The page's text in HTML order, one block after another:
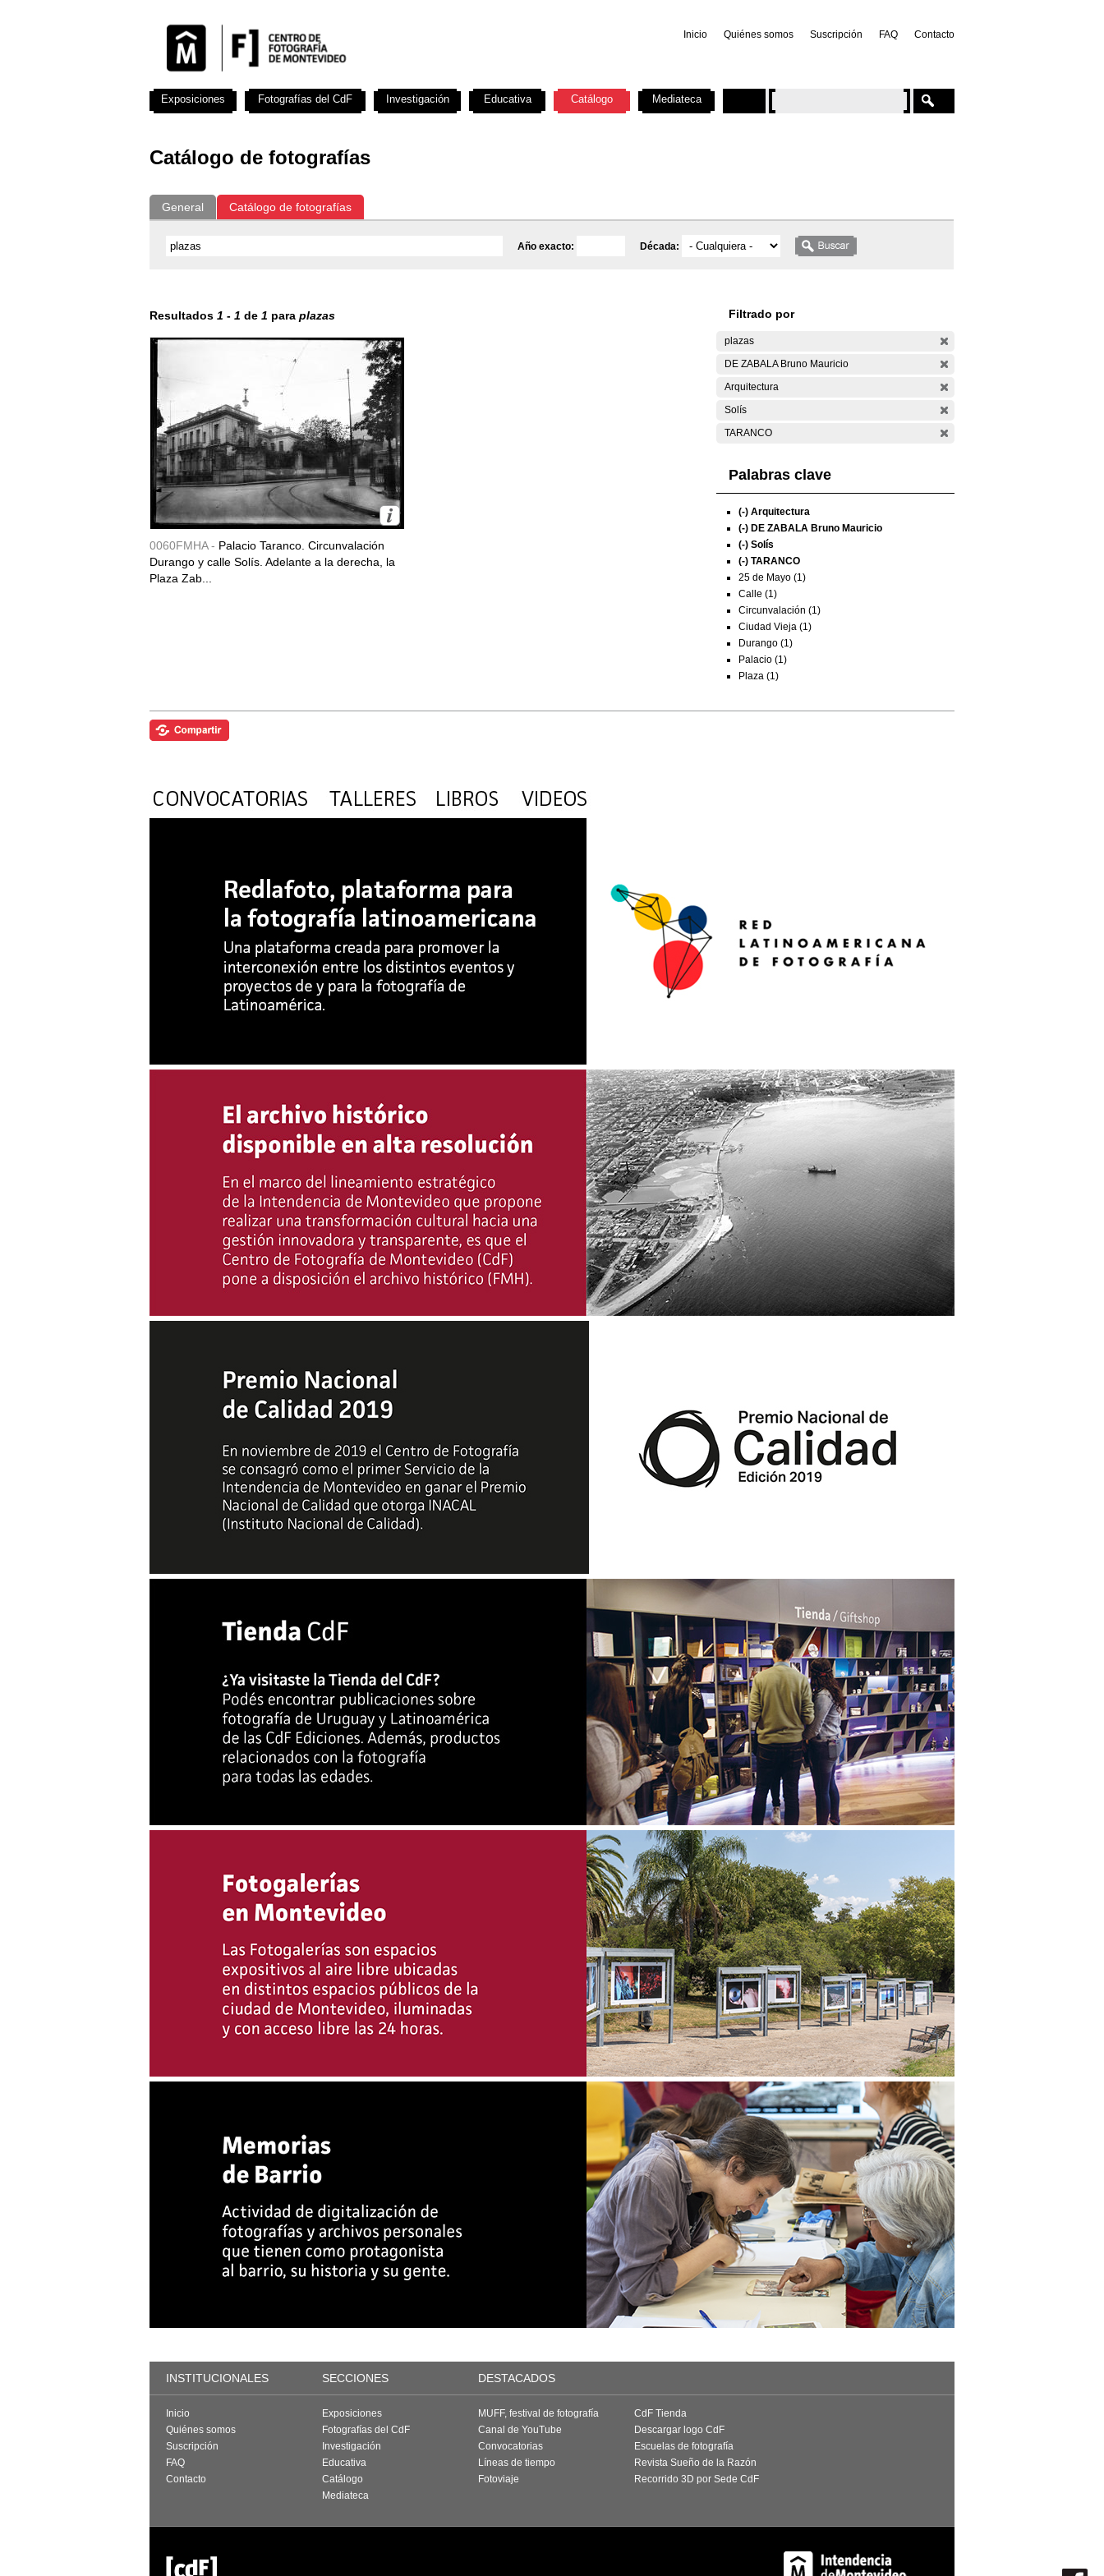
Inicio Quiénes somos Suscripción FAQ Contacto
Catálogo de fotografías
General Catálogo de fotografías
Año exacto: Década:
Resultados 1 - 1 de 1 para plazas
0060FMHA - Palacio Taranco. Circunvalación
Durango y calle Solís. Adelante a la derecha, la
Plaza Zab...
Filtrado por
plazas
DE ZABALA Bruno Mauricio
Arquitectura
Solís
TARANCO
Palabras clave
(-) Arquitectura
(-) DE ZABALA Bruno Mauricio
(-) Solís
(-) TARANCO
25 de Mayo (1)
Calle (1)
Circunvalación (1)
Ciudad Vieja (1)
Durango (1)
Palacio (1)
Plaza (1)
Exposiciones Fotografías del CdF Investigación Educativa Catálogo Mediateca
INSTITUCIONALES SECCIONES DESTACADOS
Inicio
Quiénes somos
Suscripción
FAQ
Contacto
Exposiciones
Fotografías del CdF
Investigación
Educativa
Catálogo
Mediateca
MUFF, festival de fotografía
Canal de YouTube
Convocatorias
Líneas de tiempo
Fotoviaje
CdF Tienda
Descargar logo CdF
Escuelas de fotografía
Revista Sueño de la Razón
Recorrido 3D por Sede CdF